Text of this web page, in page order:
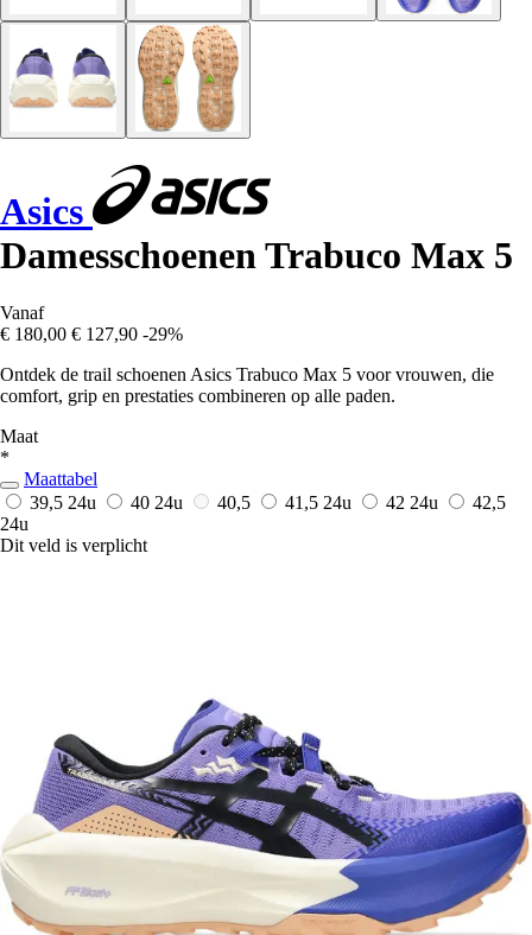
Asics
Damesschoenen Trabuco Max 5
Vanaf
€ 180,00 € 127,90 -29%
Ontdek de trail schoenen Asics Trabuco Max 5 voor vrouwen, die
comfort, grip en prestaties combineren op alle paden.
Maat
*
Maattabel
39,5 24u 40 24u 40,5 41,5 24u 42 24u
42,5
24u
Dit veld is verplicht